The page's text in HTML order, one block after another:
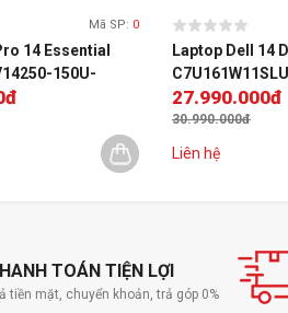
Mã SP: 0
14 Essential
150U-
7 150U | 16GB |
| 4
Laptop Dell 14
150U | 16GB |
Graphics | 14"
27.990.000đ
30.990.000đ
Liên hệ
TOÁN TIỆN LỢI
tiền mặt, chuyển khoản, trả góp 0%